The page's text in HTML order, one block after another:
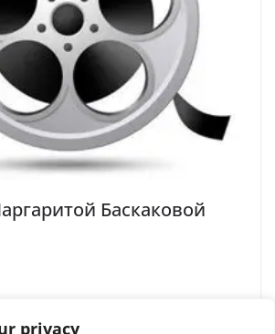
privacy
Баскаковой